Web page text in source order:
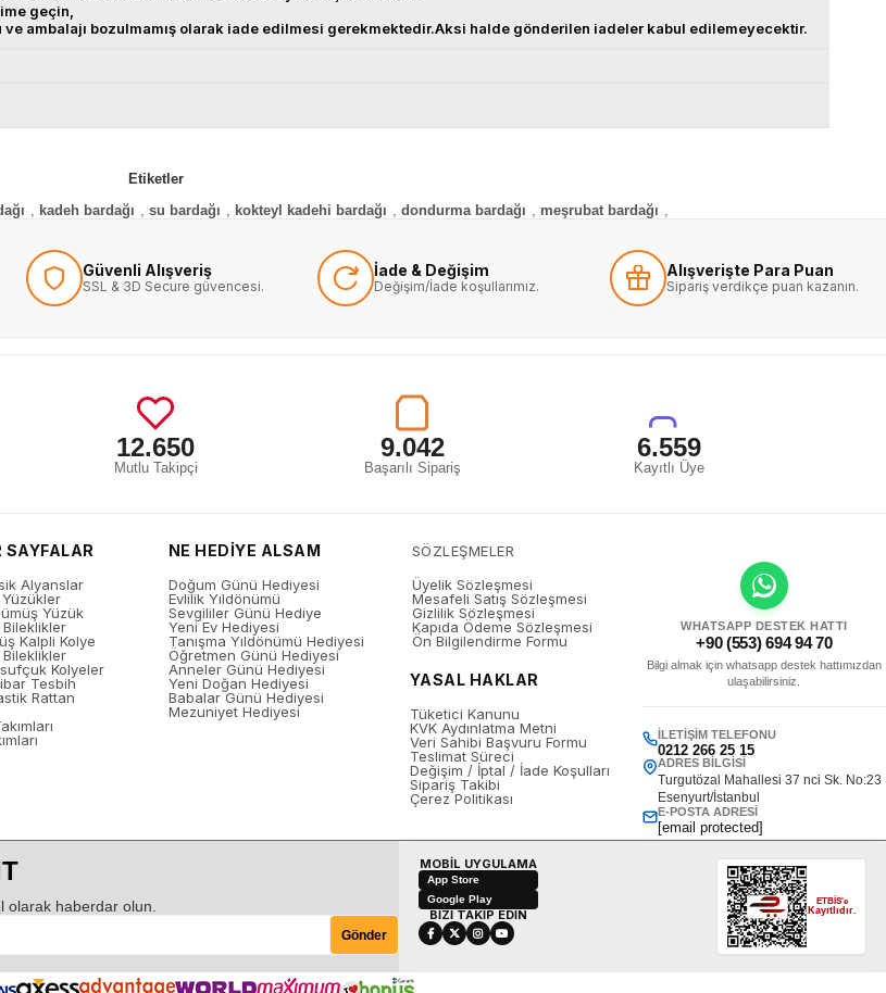
geçin,
ve ambalajı bozulmamış olarak iade edilmesi gerekmektedir.Aksi halde gönderilen iadeler kabul edilemeyecektir.
Etiketler
, kadeh bardağı , su bardağı , kokteyl kadehi bardağı , dondurma bardağı , meşrubat bardağı ,
Güvenli Alışveriş
SSL & 3D Secure güvencesi.
İade & Değişim
Değişim/İade koşullarımız.
Alışverişte Para Puan
Sipariş verdikçe puan kazanın.
12.650
Mutlu Takipçi
9.042
Başarılı Sipariş
6.559
Kayıtlı Üye
SAYFALAR
Alyanslar
Yüzükler
Yüzük
Bileklikler
Kalpli Kolye
Bileklikler
Kolyeler
Tesbih
Rattan
NE HEDİYE ALSAM
Doğum Günü Hediyesi
Evlilik Yıldönümü
Sevgililer Günü Hediye
Yeni Ev Hediyesi
Tanışma Yıldönümü Hediyesi
Öğretmen Günü Hediyesi
Anneler Günü Hediyesi
Yeni Doğan Hediyesi
Babalar Günü Hediyesi
Mezuniyet Hediyesi
SÖZLEŞMELER
Üyelik Sözleşmesi
Mesafeli Satış Sözleşmesi
Gizlilik Sözleşmesi
Kapıda Ödeme Sözleşmesi
Ön Bilgilendirme Formu
YASAL HAKLAR
Tüketici Kanunu
KVK Aydınlatma Metni
Veri Sahibi Başvuru Formu
Teslimat Süreci
Değişim / İptal / İade Koşulları
Sipariş Takibi
Çerez Politikası
WHATSAPP DESTEK HATTI
+90 (553) 694 94 70
Bilgi almak için whatsapp destek hattımızdan
ulaşabilirsiniz.
İLETIŞIM TELEFONU
0212 266 25 15
ADRES BILGISI
Turgutözal Mahallesi 37 nci Sk. No:23
Esenyurt/İstanbul
E-POSTA ADRESI
[email protected]
olarak haberdar olun.
Gönder
MOBİL UYGULAMA
App Store
Google Play
BİZİ TAKİP EDİN
ETBİS'e
Kayıtlıdır.